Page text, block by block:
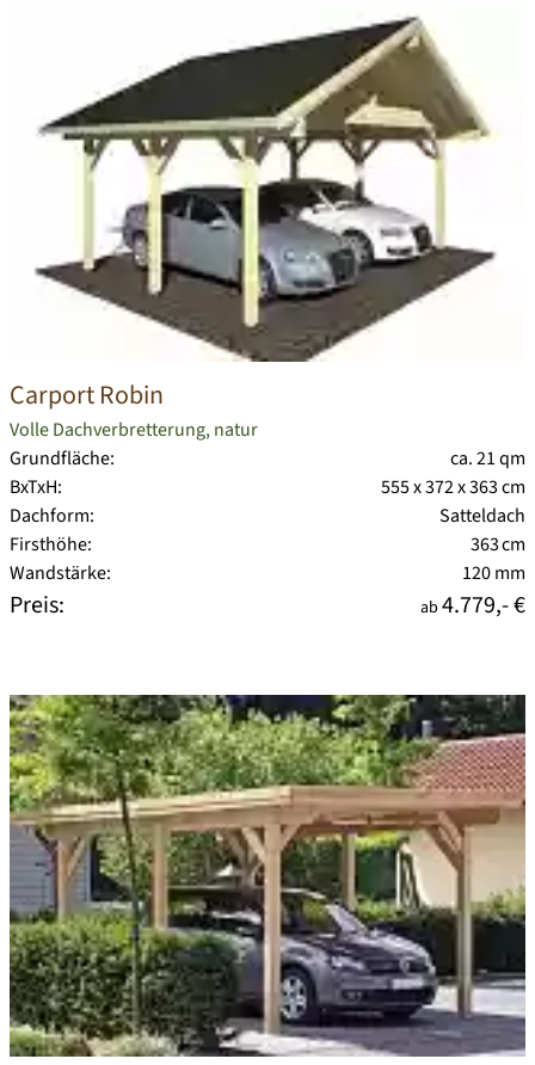
Carport Robin
Volle Dachverbretterung, natur
Grundfläche:
ca. 21 qm
BxTxH:
555 x 372 x 363 cm
Dachform:
Satteldach
Firsthöhe:
363 cm
Wandstärke:
120 mm
Preis: ab 4.779,- €